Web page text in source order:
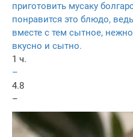
приготовить мусаку
понравится это блюдо,
вместе с тем сытное,
вкусно и сытно.
1 ч.
–
4.8
–